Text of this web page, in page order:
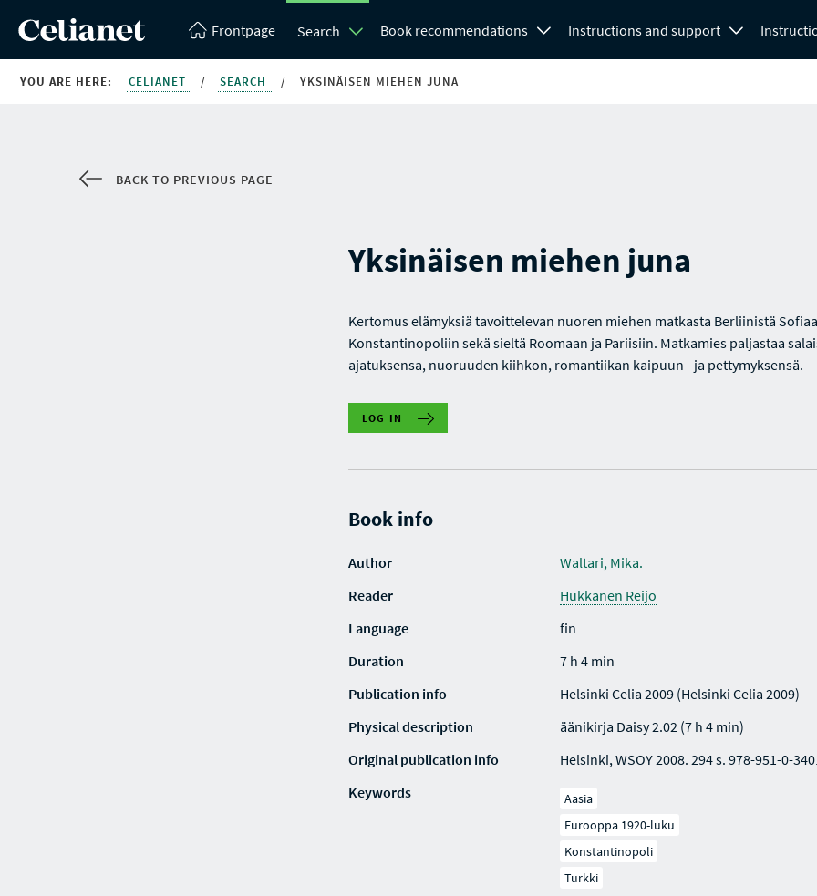
Frontpage Search Book recommendations Instructions and support
YOU ARE HERE: CELIANET / SEARCH / YKSINÄISEN MIEHEN JUNA
BACK TO PREVIOUS PAGE
Yksinäisen miehen juna
Kertomus elämyksiä tavoittelevan nuoren miehen matkasta Berliinistä
Konstantinopoliin sekä sieltä Roomaan ja Pariisiin. Matkamies paljastaa
ajatuksensa, nuoruuden kiihkon, romantiikan kaipuun - ja pettymyksensä.
LOG IN
Book info
Author
Waltari, Mika.
Reader
Hukkanen Reijo
Language
fin
Duration
7 h 4 min
Publication info
Helsinki Celia 2009 (Helsinki Celia 2009)
Physical description
äänikirja Daisy 2.02 (7 h 4 min)
Original publication info
Helsinki, WSOY 2008. 294 s. 978-951-0-
Keywords
Aasia
Eurooppa 1920-luku
Konstantinopoli
Turkki